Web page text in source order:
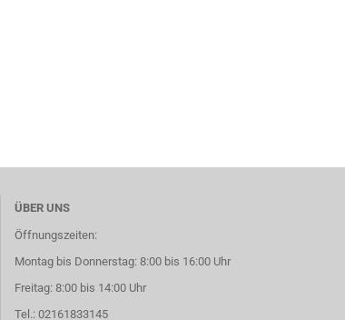
ÜBER UNS
Öffnungszeiten:
Montag bis Donnerstag: 8:00 bis 16:00 Uhr
Freitag: 8:00 bis 14:00 Uhr
Tel.: 02161833145